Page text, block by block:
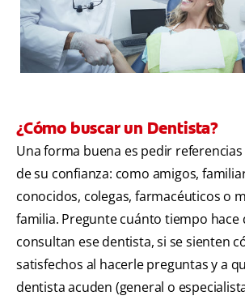
¿Cómo buscar un Dentista?
Una forma buena es pedir
de su confianza: como amigos,
conocidos, colegas, farmacéuticos o
familia. Pregunte cuánto tiempo hace
consultan ese dentista, si se sienten
satisfechos al hacerle preguntas y a
dentista acuden (general o